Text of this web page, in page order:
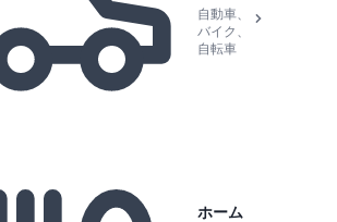
自動車、
バイク、
自転車
ホーム